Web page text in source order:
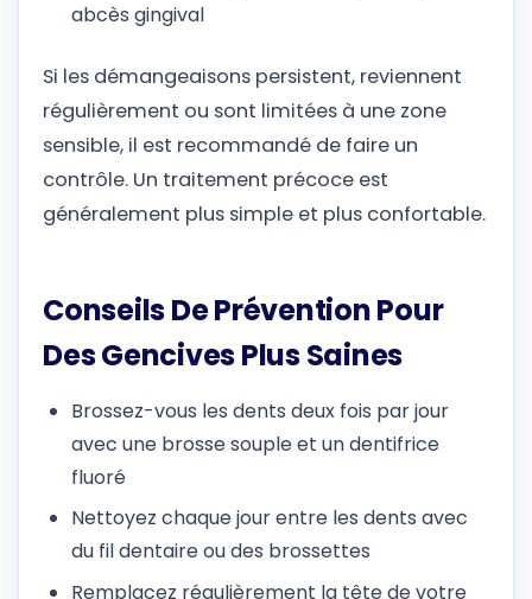
abcès gingival
Si les démangeaisons persistent, reviennent
régulièrement ou sont limitées à une zone
sensible, il est recommandé de faire un
contrôle. Un traitement précoce est
généralement plus simple et plus confortable.
Conseils De Prévention Pour
Des Gencives Plus Saines
Brossez-vous les dents deux fois par jour
avec une brosse souple et un dentifrice
fluoré
Nettoyez chaque jour entre les dents avec
du fil dentaire ou des brossettes
Remplacez régulièrement la tête de votre